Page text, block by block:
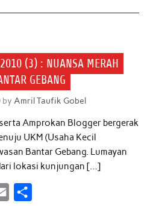
(3) : NUANSA MERAH
GEBANG
by Amril Taufik Gobel
Amprokan Blogger bergerak
UKM (Usaha Kecil
Bantar Gebang. Lumayan
lokasi kunjungan […]